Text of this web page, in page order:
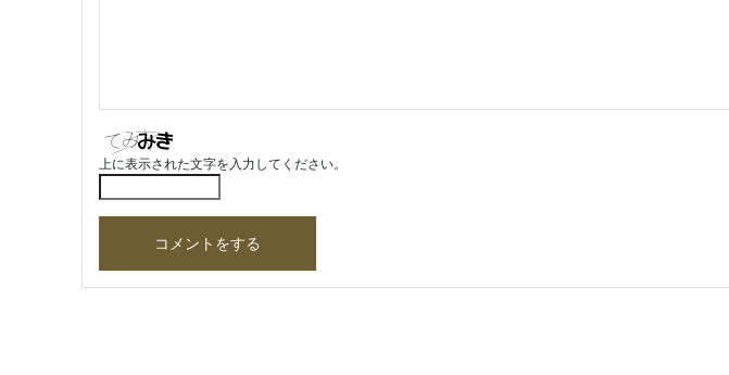
上に表示された文字を入力してください。